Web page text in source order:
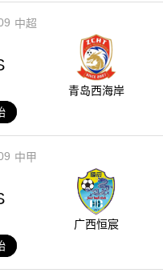
中超
青岛西海岸
中甲
广西恒宸